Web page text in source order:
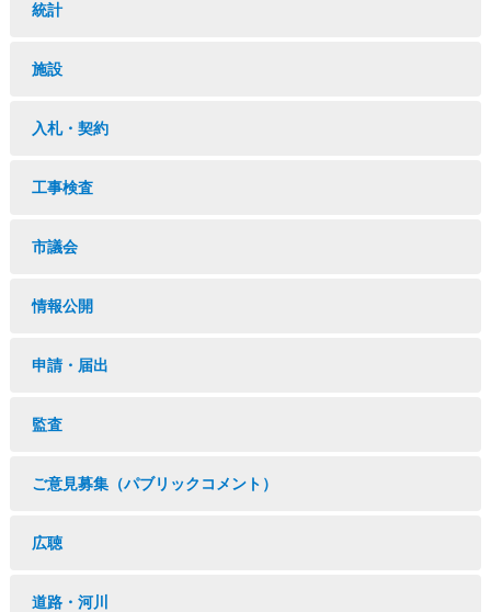
統計
施設
入札・契約
工事検査
市議会
情報公開
申請・届出
監査
ご意見募集（パブリックコメント）
広聴
道路・河川